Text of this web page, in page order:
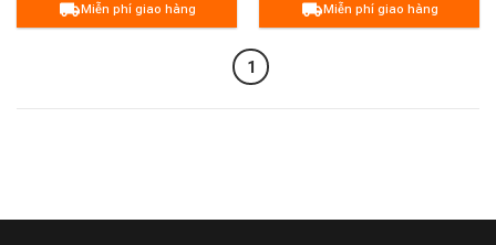
Miễn phí giao hàng Miễn phí giao hàng
1